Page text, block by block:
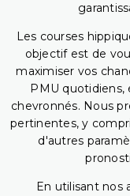
Les courses
objectif est de
maximiser vos
PMU quotidiens,
chevronnés. Nous
pertinentes, y
d'autres
En utilisant nos